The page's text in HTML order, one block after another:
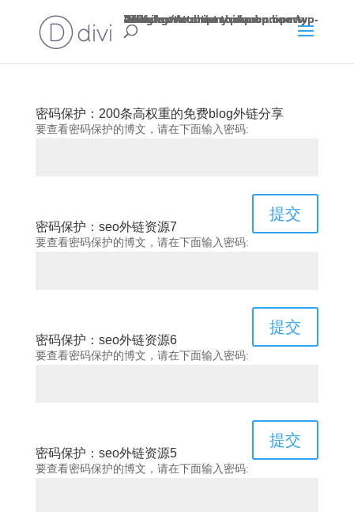
Warning
: Attempt to read property "slug" on null in
/www/wwwroot/rushidaocn.com/wp-includes/taxonomy.phpon line
4721
Warning
: Attempt to read property "slug" on null in
/www/wwwroot/rushidaocn.com/wp-includes/taxonomy.phpon line
4721
密码保护：200条高权重的免费blog外链分享
要查看密码保护的博文，请在下面输入密码:
提交
密码保护：seo外链资源7
要查看密码保护的博文，请在下面输入密码:
提交
密码保护：seo外链资源6
要查看密码保护的博文，请在下面输入密码:
提交
密码保护：seo外链资源5
要查看密码保护的博文，请在下面输入密码: